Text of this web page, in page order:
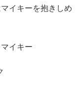
イキーを抱きしめ
イキー